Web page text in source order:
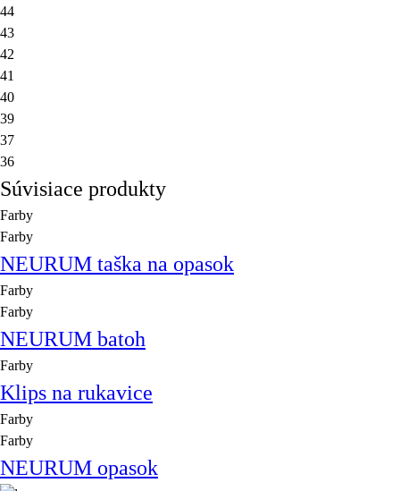
44
43
42
41
40
39
37
36
Súvisiace produkty
Farby
Farby
NEURUM taška na opasok
Farby
Farby
NEURUM batoh
Farby
Klips na rukavice
Farby
Farby
NEURUM opasok